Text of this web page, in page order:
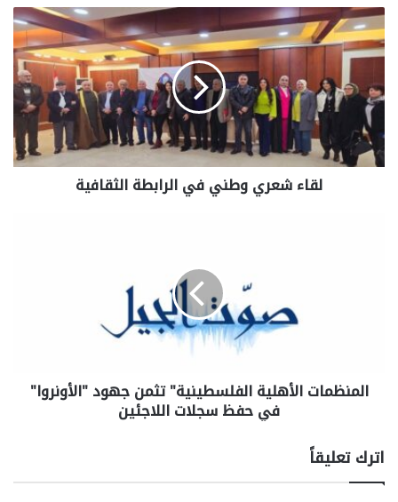
لقاء شعري وطني في الرابطة الثقافية
المنظمات الأهلية الفلسطينية" تثمن جهود "الأونروا"
في حفظ سجلات اللاجئين
اترك تعليقاً